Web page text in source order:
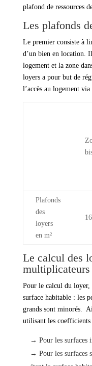
plafond de ressources
Les plafonds
Le premier consiste à
d’un bien en location.
logement et la zone
loyers a pour but de
l’accès au logement
Plafonds
des
loyers
en m²
Le calcul des
multiplicateurs
Pour le calcul du
surface habitable : les
grands sont minorés.
utilisant les
→ Pour les surfaces
→ Pour les surfaces